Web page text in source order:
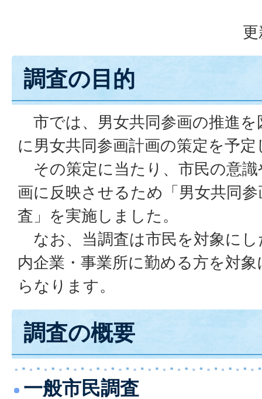
調査の目的
市では、男女共同参画の推進
に男女共同参画計画の策定を予
その策定に当たり、市民の意
画に反映させるため「男女共同
査」を実施しました。
なお、当調査は市民を対象にし
内企業・事業所に勤める方を対
らなります。
調査の概要
一般市民調査